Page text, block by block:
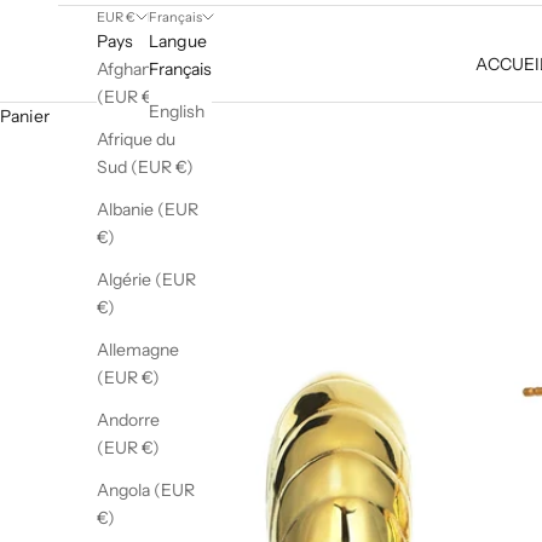
EUR €
Pays
Afghanistan
(EUR €)
Afrique du
Sud (EUR €)
Albanie (EUR
€)
Algérie (EUR
€)
Allemagne
(EUR €)
Andorre
(EUR €)
Angola (EUR
€)
Français
Langue
Français
English
Panier